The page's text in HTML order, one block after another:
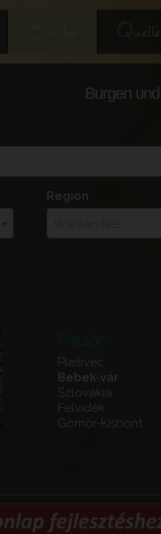
Burgen
Region
Pelsőc
Plešivec
Bebek-vár
Szlovákia
Felvidék
Gömör-Kishont